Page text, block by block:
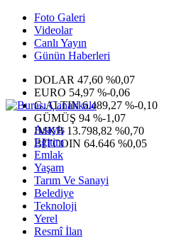
Foto Galeri
Videolar
Canlı Yayın
Günün Haberleri
DOLAR 47,60 %0,07
EURO 54,97 %-0,06
G.ALTIN6.489,27 %-0,10
GÜMÜŞ 94 %-1,07
IMKB 13.798,82 %0,70
BITCOIN 64.646 %0,05
Asayiş
Eğitim
Emlak
Yaşam
Tarım Ve Sanayi
Belediye
Teknoloji
Yerel
Resmî İlan